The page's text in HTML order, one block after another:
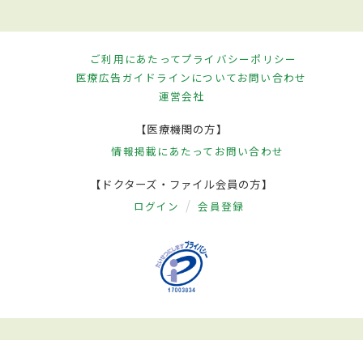
ご利用にあたってプライバシーポリシー
医療広告ガイドラインについてお問い合わせ
運営会社
【医療機関の方】
情報掲載にあたって お問い合わせ
【ドクターズ・ファイル会員の方】
ログイン 会員登録